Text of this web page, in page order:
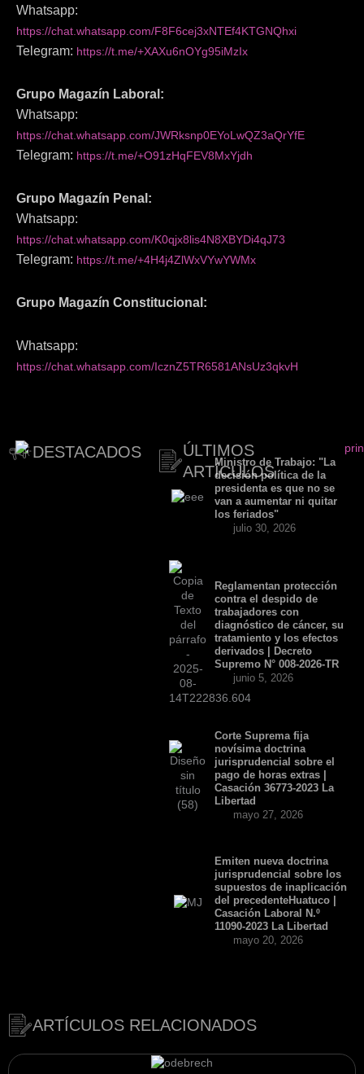
Whatsapp:
https://chat.whatsapp.com/F8F6cej3xNTEf4KTGNQhxi
Telegram: https://t.me/+XAXu6nOYg95iMzIx
Grupo Magazín Laboral:
Whatsapp:
https://chat.whatsapp.com/JWRksnp0EYoLwQZ3aQrYfE
Telegram: https://t.me/+O91zHqFEV8MxYjdh
Grupo Magazín Penal:
Whatsapp:
https://chat.whatsapp.com/K0qjx8lis4N8XBYDi4qJ73
Telegram: https://t.me/+4H4j4ZlWxVYwYWMx
Grupo Magazín Constitucional:
Whatsapp:
https://chat.whatsapp.com/IcznZ5TR6581ANsUz3qkvH
DESTACADOS
ÚLTIMOS
ARTÍCULOS
Ministro de Trabajo: "La
decisión política de la
presidenta es que no se
van a aumentar ni quitar
los feriados"
julio 30, 2026
Reglamentan protección
contra el despido de
trabajadores con
diagnóstico de cáncer, su
tratamiento y los efectos
derivados | Decreto
Supremo N° 008-2026-TR
junio 5, 2026
Corte Suprema fija
novísima doctrina
jurisprudencial sobre el
pago de horas extras |
Casación 36773-2023 La
Libertad
mayo 27, 2026
Emiten nueva doctrina
jurisprudencial sobre los
supuestos de inaplicación
del precedenteHuatuco |
Casación Laboral N.º
11090-2023 La Libertad
mayo 20, 2026
ARTÍCULOS RELACIONADOS